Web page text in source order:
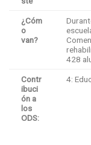
¿Cóm
o
van?
428
Contr
ibuci
ón a
los
ODS:
4: